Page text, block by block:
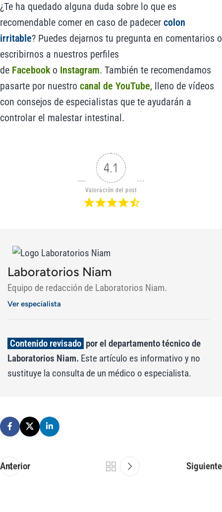
¿Te ha quedado alguna duda sobre lo que es
recomendable comer en caso de padecer colon
irritable? Puedes dejarnos tu pregunta en comentarios o
escribirnos a nuestros perfiles
de Facebooko Instagram. También te recomendamos
pasarte por nuestro canal de YouTube, lleno de vídeos
con consejos de especialistas que te ayudarán a
controlar el malestar intestinal.
4.1
Valoración del post
Laboratorios Niam
Equipo de redacción de Laboratorios Niam.
Ver especialista
Contenido revisado por el departamento técnico de
Laboratorios Niam. Este artículo es informativo y no
sustituye la consulta de un médico o especialista.
Anterior Siguiente